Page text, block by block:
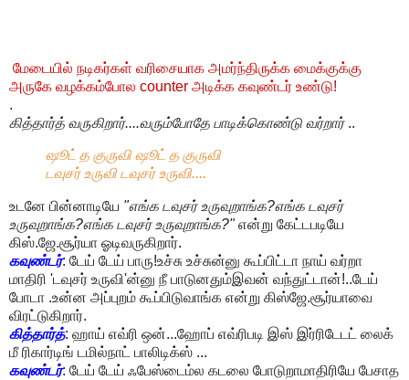
மேடையில் நடிகர்கள் வரிசையாக அமர்ந்திருக்க மைக்குக்கு
அருகே வழக்கம்போல counter அடிக்க கவுண்டர் உண்டு!
.
கித்தார்த் வருகிறார்....வரும்போதே பாடிக்கொண்டு வர்றார் ..
ஷூட் த குருவி ஷூட் த குருவி
டவுசர் உருவி டவுசர் உருவி....
உடனே பின்னாடியே "எங்க டவுசர் உருவுறாங்க?எங்க டவுசர்
உருவுறாங்க?எங்க டவுசர் உருவுறாங்க?"என்று கேட்டபடியே
கிஸ்.ஜே.சூர்யா ஓடிவருகிறார்.
கவுண்டர்: டேய் டேய் பாரு!உச்சு உச்சுன்னு கூப்பிட்டா நாய் வர்றா
மாதிரி 'டவுசர் உருவி'ன்னு நீ பாடுனதும்இவன் வந்துட்டான்!..டேய்
போடா .உன்ன அப்புறம் கூப்பிடுவாங்க என்று கிஸ்ஜே.சூர்யாவை
விரட்டுகிறார்.
கித்தார்த்: ஹாய் எவ்ரி ஒன்...ஹோப் எவ்ரிபடி இஸ் இர்ரிடேடட் லைக்
மீ ரிகார்டிங் டமில்நாட் பாலிடிக்ஸ் ...
கவுண்டர்: டேய் டேய் ஃபேஸ்டைம்ல கடலை போடுறாமாதிரியே பேசாத